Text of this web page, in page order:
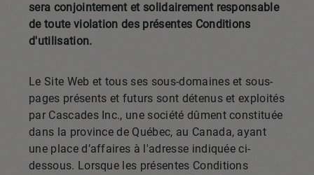
sera conjointement et solidairement responsable
de toute violation des présentes Conditions
d'utilisation.
Le Site Web et tous ses sous-domaines et sous-
pages présents et futurs sont détenus et exploités
par Cascades Inc., une société dûment constituée
dans la province de Québec, au Canada, ayant
une place d’affaires à l'adresse indiquée ci-
dessous. Lorsque les présentes Conditions